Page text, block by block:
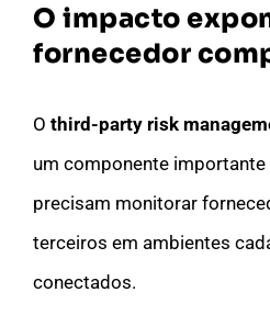
O impacto
fornecedor
O third-party risk
um componente
precisam monitorar
terceiros em ambientes
conectados.